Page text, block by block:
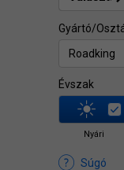
Gyártó/
Roadking
Évszak
Nyári
Súgó